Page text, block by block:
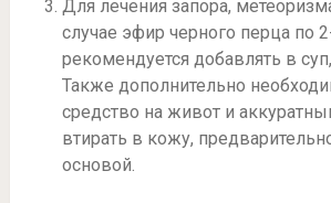
Для лечения запора,
случае эфир черного перца по
рекомендуется добавлять в
Также дополнительно
средство на живот и
втирать в кожу,
основой.